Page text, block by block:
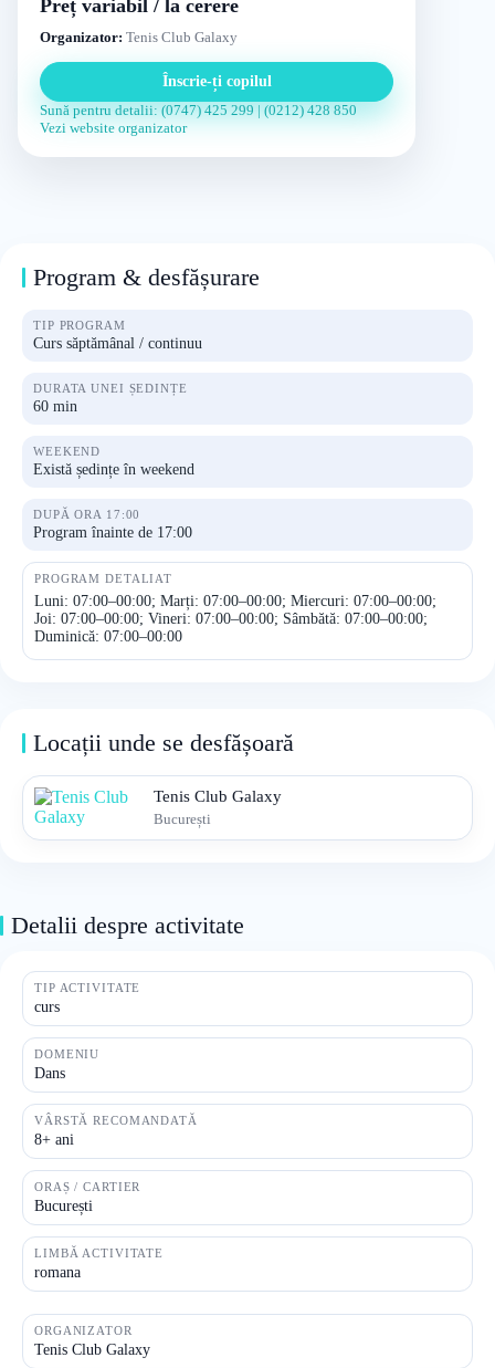
Preț variabil / la cerere
Organizator: Tenis Club Galaxy
Înscrie-ți copilul
Sună pentru detalii: (0747) 425 299 | (0212) 428 850
Vezi website organizator
Program & desfășurare
TIP PROGRAM
Curs săptămânal / continuu
DURATA UNEI ȘEDINȚE
60 min
WEEKEND
Există ședințe în weekend
DUPĂ ORA 17:00
Program înainte de 17:00
PROGRAM DETALIAT
Luni: 07:00–00:00; Marți: 07:00–00:00; Miercuri: 07:00–00:00;
Joi: 07:00–00:00; Vineri: 07:00–00:00; Sâmbătă: 07:00–00:00;
Duminică: 07:00–00:00
Locații unde se desfășoară
Tenis Club Galaxy
București
Detalii despre activitate
TIP ACTIVITATE
curs
DOMENIU
Dans
VÂRSTĂ RECOMANDATĂ
8+ ani
ORAȘ / CARTIER
București
LIMBĂ ACTIVITATE
romana
ORGANIZATOR
Tenis Club Galaxy